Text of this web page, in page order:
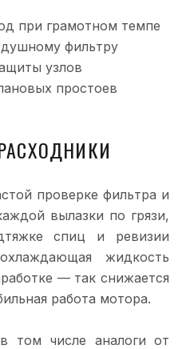
при грамотном темпе
фильтру
узлов
простоев
проверке фильтра и
вылазки по грязи,
спиц и ревизии
жидкость
— так снижается
работа мотора.
том числе аналоги от